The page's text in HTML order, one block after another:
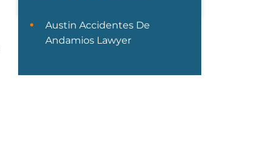
Austin Accidentes De
Andamios Lawyer